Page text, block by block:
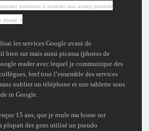
continuer à accéder aux autres produits
Gmail. »
les services Google avant de
bien sur mais aussi picassa (photos de
reader avec lequel je communique des
bref tout l’ensemble des services
oublier un téléphone et une tablette sous
in Google.
15 ans, que je roule ma bosse sur
plupart des gens utilisé un pseudo